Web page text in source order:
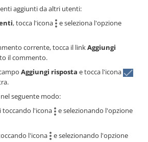
aggiunti da altri utenti:
, tocca l'icona
e seleziona l'opzione
corrente, tocca il linkAggiungi
il commento.
Aggiungi risposta e tocca l'icona
seguente modo:
l'icona
e selezionando l'opzione
l'icona
e selezionando l'opzione